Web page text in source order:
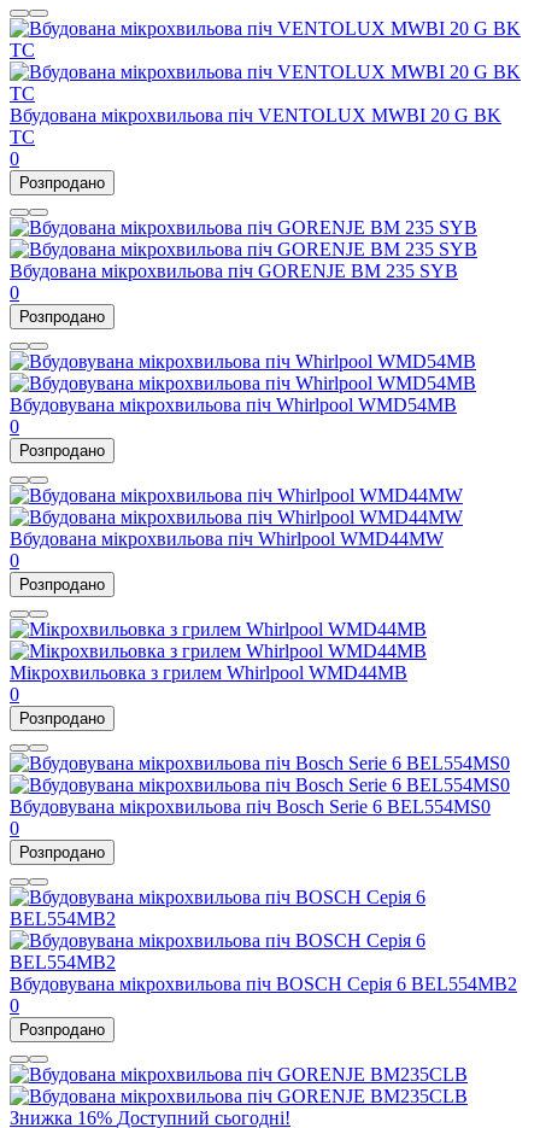
Вбудована мікрохвильова піч VENTOLUX MWBI 20 G BK
TC
0
Розпродано
Вбудована мікрохвильова піч GORENJE BM 235 SYB
0
Розпродано
Вбудовувана мікрохвильова піч Whirlpool WMD54MB
0
Розпродано
Вбудована мікрохвильова піч Whirlpool WMD44MW
0
Розпродано
Мікрохвильовка з грилем Whirlpool WMD44MB
0
Розпродано
Вбудовувана мікрохвильова піч Bosch Serie 6 BEL554MS0
0
Розпродано
Вбудовувана мікрохвильова піч BOSCH Серія 6 BEL554MB2
0
Розпродано
Знижка 16% Доступний сьогодні!